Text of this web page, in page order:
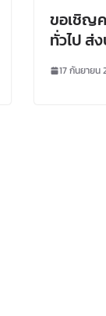
ขอเชิญ
ทั่วไป ส่
เสนอภ
ระดับชา
17 กันยายน